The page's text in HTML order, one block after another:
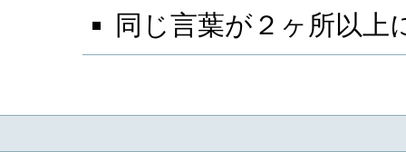
同じ言葉が２ヶ所以